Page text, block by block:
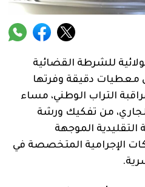
للشرطة القضائية
معطيات دقيقة وفرتها
التراب الوطني، مساء
من تفكيك ورشة
الموجهة
الإجرامية المتخصصة في